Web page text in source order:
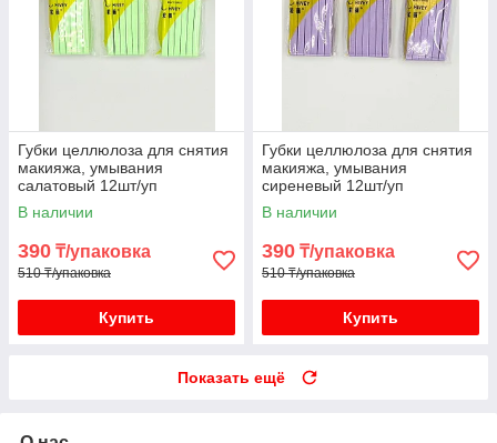
Губки целлюлоза для снятия
макияжа, умывания
салатовый 12шт/уп
В наличии
390 ₸/упаковка
510 ₸/упаковка
Купить
Губки целлюлоза для снятия
макияжа, умывания
сиреневый 12шт/уп
В наличии
390 ₸/упаковка
510 ₸/упаковка
Купить
Показать ещё